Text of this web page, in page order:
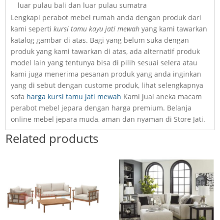
luar pulau bali dan luar pulau sumatra
Lengkapi perabot mebel rumah anda dengan produk dari
kami sepertikursi tamu kayu jati mewah yang kami tawarkan
katalog gambar di atas. Bagi yang belum suka dengan
produk yang kami tawarkan di atas, ada alternatif produk
model lain yang tentunya bisa di pilih sesuai selera atau
kami juga menerima pesanan produk yang anda inginkan
yang di sebut dengan custome produk, lihat selengkapnya
sofa harga kursi tamu jati mewah Kami jual aneka macam
perabot mebel jepara dengan harga premium. Belanja
online mebel jepara muda, aman dan nyaman di Store Jati.
Related products